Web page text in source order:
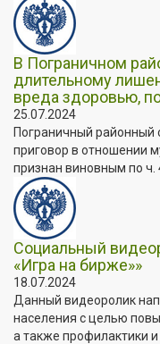
В Пограничном
длительному
вреда здоровью,
25.07.2024
Пограничный районный
приговор в отношении
признан виновным по ч. 4
Социальный
«Игра на бирже»»
18.07.2024
Данный видеоролик
населения с целью
а также профилактики